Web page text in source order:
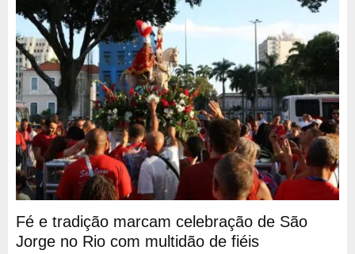
Fé e tradição marcam celebração de São
Jorge no Rio com multidão de fiéis